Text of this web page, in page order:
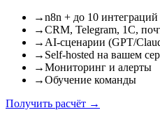
→n8n + до 10 интеграций
→CRM, Telegram, 1С,
→ AI-сценарии (GPT/
→ Self-hosted на вашем
→Мониторинг и алерты
→Обучение команды
Получить расчёт →